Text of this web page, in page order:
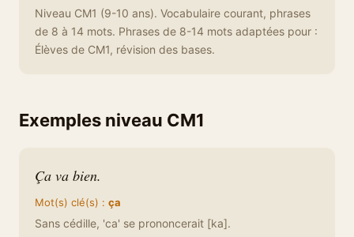
Niveau CM1 (9-10 ans). Vocabulaire courant, phrases
de 8 à 14 mots. Phrases de 8-14 mots adaptées pour :
Élèves de CM1, révision des bases.
Exemples niveau CM1
Ça va bien.
Mot(s) clé(s) : ça
Sans cédille, 'ca' se prononcerait [ka].